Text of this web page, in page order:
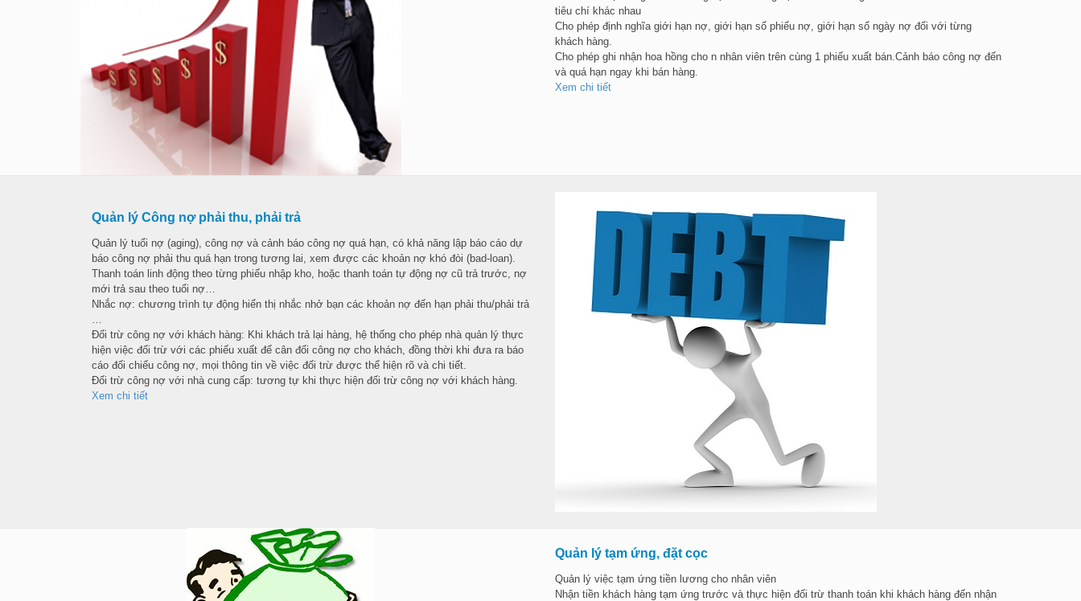
tiêu chí khác nhau
Cho phép định nghĩa giới hạn nợ, giới hạn số phiếu nợ, giới hạn số ngày nợ đối với từng
khách hàng.
Cho phép ghi nhận hoa hồng cho n nhân viên trên cùng 1 phiếu xuất bán.Cảnh báo công nợ đến
và quá hạn ngay khi bán hàng.
Xem chi tiết
Quản lý Công nợ phải thu, phải trả
Quản lý tuổi nợ (aging), công nợ và cảnh báo công nợ quá hạn, có khả năng lập báo cáo dự
báo công nợ phải thu quá hạn trong tương lai, xem được các khoản nợ khó đòi (bad-loan).
Thanh toán linh động theo từng phiếu nhập kho, hoặc thanh toán tự động nợ cũ trả trước, nợ
mới trả sau theo tuổi nợ…
Nhắc nợ: chương trình tự động hiển thị nhắc nhở bạn các khoản nợ đến hạn phải thu/phải trả
…
Đối trừ công nợ với khách hàng: Khi khách trả lại hàng, hệ thống cho phép nhà quản lý thực
hiện việc đối trừ với các phiếu xuất để cân đối công nợ cho khách, đồng thời khi đưa ra báo
cáo đối chiếu công nợ, mọi thông tin về việc đối trừ được thể hiện rõ và chi tiết.
Đối trừ công nợ với nhà cung cấp: tương tự khi thực hiện đối trừ công nợ với khách hàng.
Xem chi tiết
Quản lý tạm ứng, đặt cọc
Quản lý việc tạm ứng tiền lương cho nhân viên
Nhận tiền khách hàng tạm ứng trước và thực hiện đối trừ thanh toán khi khách hàng đến nhận